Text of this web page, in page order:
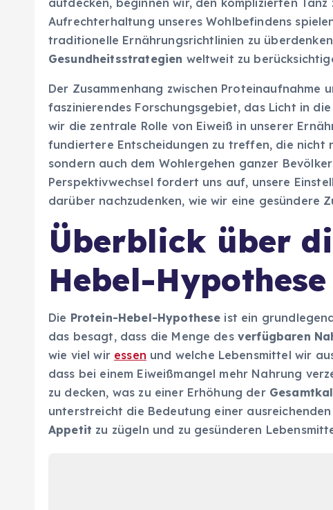
Aufrechterhaltung unseres Wohlbefindens
traditionelle Ernährungsrichtlinien zu
Gesundheitsstrategien weltweit zu
Der Zusammenhang zwischen Proteinaufnahme
faszinierendes Forschungsgebiet, das Licht in
wir die zentrale Rolle von Eiweiß in unserer
fundiertere Entscheidungen zu treffen, die nicht
sondern auch dem Wohlergehen ganzer
Perspektivwechsel fordert uns auf, unsere
darüber nachzudenken, wie wir eine gesündere
Überblick über
Hebel-Hypothese
Die Protein-Hebel-Hypothese ist ein
das besagt, dass die Menge des verfügbaren
wie viel wir essen und welche Lebensmittel wir
dass bei einem Eiweißmangel mehr Nahrung
zu decken, was zu einer Erhöhung der
unterstreicht die Bedeutung einer
Appetit zu zügeln und zu gesünderen